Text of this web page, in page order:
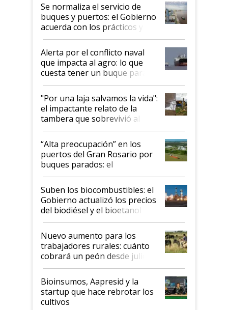
Se normaliza el servicio de
buques y puertos: el Gobierno
acuerda con los prácticos y
suspende el decreto de
desregulación
Alerta por el conflicto naval
que impacta al agro: lo que
cuesta tener un buque parado
y el peligro de que Argentina
pase a ser "país sucio"
"Por una laja salvamos la vida":
el impactante relato de la
tambera que sobrevivió al
tornado
“Alta preocupación” en los
puertos del Gran Rosario por
buques parados: el
funcionamiento de las
exportadoras en tensión tras
la medida de fuerza de los
prácticos
Suben los biocombustibles: el
Gobierno actualizó los precios
del biodiésel y el bioetanol
Nuevo aumento para los
trabajadores rurales: cuánto
cobrará un peón desde julio
Bioinsumos, Aapresid y la
startup que hace rebrotar los
cultivos